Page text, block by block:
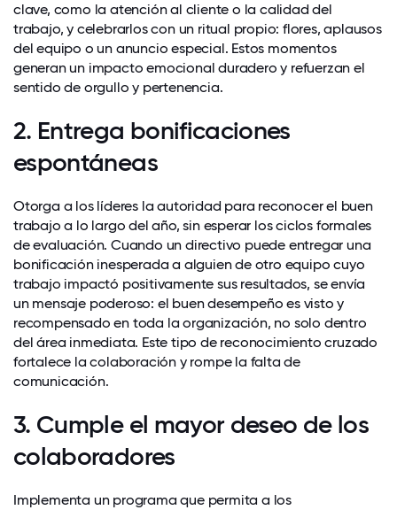
clave, como la atención al cliente o la calidad del
trabajo, y celebrarlos con un ritual propio: flores, aplausos
del equipo o un anuncio especial. Estos momentos
generan un impacto emocional duradero y refuerzan el
sentido de orgullo y pertenencia.
2. Entrega bonificaciones
espontáneas
Otorga a los líderes la autoridad para reconocer el buen
trabajo a lo largo del año, sin esperar los ciclos formales
de evaluación. Cuando un directivo puede entregar una
bonificación inesperada a alguien de otro equipo cuyo
trabajo impactó positivamente sus resultados, se envía
un mensaje poderoso: el buen desempeño es visto y
recompensado en toda la organización, no solo dentro
del área inmediata. Este tipo de reconocimiento cruzado
fortalece la colaboración y rompe la falta de
comunicación.
3. Cumple el mayor deseo de los
colaboradores
Implementa un programa que permita a los